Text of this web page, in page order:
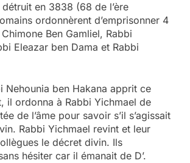
en 3838 (68 de l’ère
ordonnèrent d’emprisonner 4
Ben Gamliel, Rabbi
Eleazar ben Dama et Rabbi
Nehounia ben Hakana apprit ce
il ordonna à Rabbi Yichmael de
de l’âme pour savoir s’il s’agissait
Rabbi Yichmael revint et leur
le décret divin. Ils
hésiter car il émanait de D’.